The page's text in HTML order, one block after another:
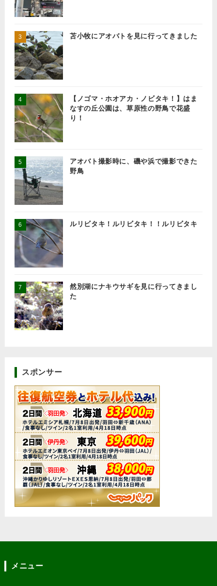
苫小牧にアオバトを見に行ってきました
【ノゴマ・ホオアカ・ノビタキ！】はま
なすの丘公園は、草原性の野鳥で花盛
り！
アオバト撮影時に、磯や浜で撮影できた
野鳥
ルリビタキ！ルリビタキ！！ルリビタキ
然別湖にナキウサギを見に行ってきまし
た
スポンサー
メニュー